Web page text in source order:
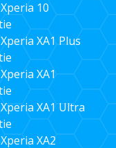
10
XA1 Plus
XA1
XA1 Ultra
XA2